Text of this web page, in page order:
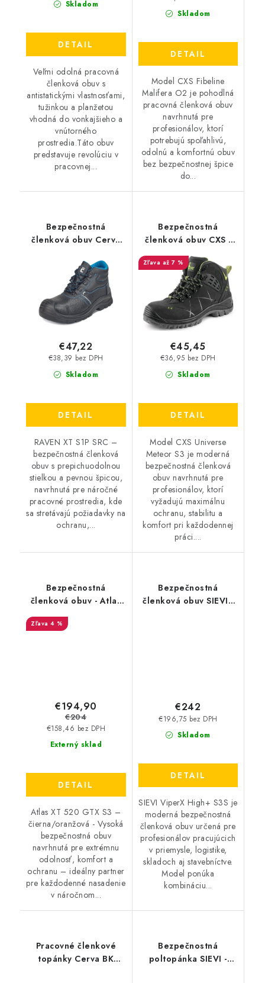
Skladom
DETAIL
Veľmi odolná pracovná
členková obuv s
antistatickými vlastnosťami,
tužinkou a planžetou
vhodná do vonkajšieho a
vnútorného
prostredia.Táto obuv
predstavuje revolúciu v
pracovnej...
Skladom
DETAIL
Model CXS Fibeline
Malifera O2 je pohodlná
pracovná členková obuv
navrhnutá pre
profesionálov, ktorí
potrebujú spoľahlivú,
odolnú a komfortnú obuv
bez bezpečnostnej špice
do...
Bezpečnostná
členková obuv Cerva
čierna/modrá
Skladom
€38,39 bez DPH
€47,22
DETAIL
RAVEN XT S1P SRC –
bezpečnostná členková
obuv s prepichuodolnou
stielkou a pevnou špicou,
navrhnutá pre náročné
pracovné prostredia, kde
sa stretávajú požiadavky na
ochranu,...
Bezpečnostná
členková obuv CXS -
Universe Meteor S3
až 7 %
Skladom
€36,95 bez DPH
€45,45
DETAIL
Model CXS Universe
Meteor S3 je moderná
bezpečnostná členková
obuv navrhnutá pre
profesionálov, ktorí
vyžadujú maximálnu
ochranu, stabilitu a
komfort pri každodennej
práci....
Bezpečnostná
členková obuv - Atlas
čierna - oranžová
4 %
Externý sklad
€158,46 bez DPH
€194,90
€204
DETAIL
Atlas XT 520 GTX S3 –
čierna/oranžová - Vysoká
bezpečnostná obuv
navrhnutá pre extrémnu
odolnosť, komfort a
ochranu – ideálny partner
pre každodenné nasadenie
v náročnom...
Bezpečnostná
členková obuv SIEVI -
Skladom
€196,75 bez DPH
€242
DETAIL
SIEVI ViperX High+ S3S je
moderná bezpečnostná
členková obuv určená pre
profesionálov pracujúcich
v priemysle, logistike,
skladoch aj stavebníctve.
Model ponúka
kombináciu...
Pracovné členkové
topánky Cerva BK
Bezpečnostná
poltopánka SIEVI -